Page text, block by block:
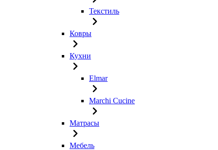
Текстиль
Ковры
Кухни
Elmar
Marchi Cucine
Матрасы
Мебель